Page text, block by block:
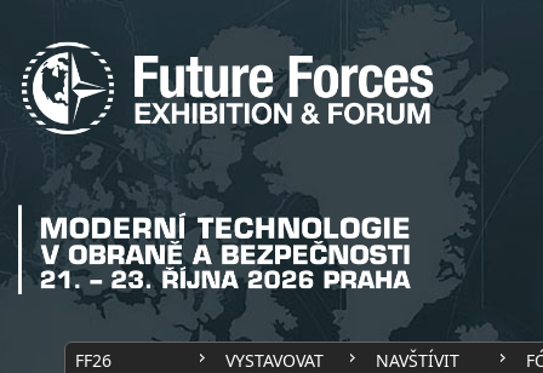
FF26 VYSTAVOVAT NAVŠTÍVIT